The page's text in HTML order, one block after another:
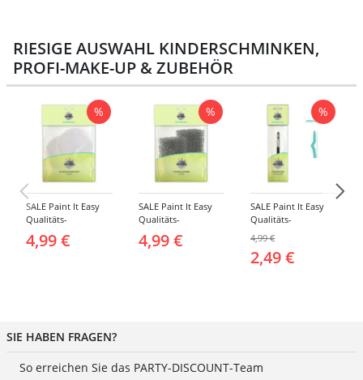
RIESIGE AUSWAHL KINDERSCHMINKEN,
PROFI-MAKE-UP & ZUBEHÖR
%
SALE Paint It Easy
Qualitäts-
Rund, 2 Stück, für
4,99 €
%
SALE Paint It Easy
Qualitäts-
Stoppelschwamm, 2
4,99 €
%
SALE Paint It Easy
Qualitäts-
klein, für Gesicht
und Körper
4,99 €
2,49 €
SIE HABEN FRAGEN?
So erreichen Sie das PARTY-DISCOUNT-Team